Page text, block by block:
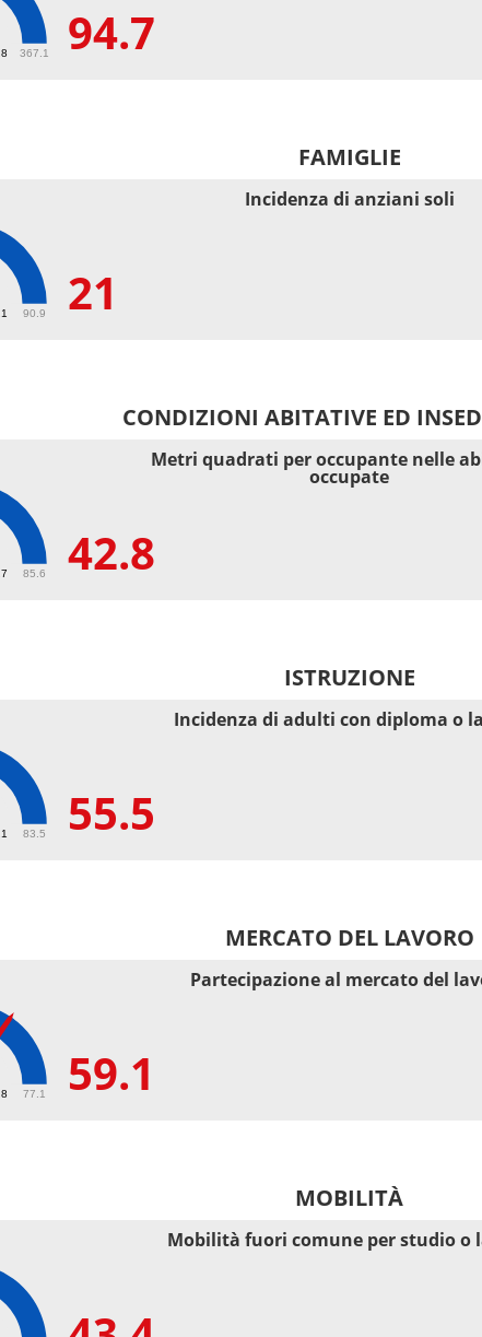
367.1 94.7
FAMIGLIE
90.9 21
Incidenza di anziani soli
CONDIZIONI ABITATIVE ED
85.6 42.8
Metri quadrati per occupante nelle
occupate
ISTRUZIONE
83.5 55.5
Incidenza di adulti con diploma o
MERCATO DEL LAVORO
77.1 59.1
Partecipazione al mercato del
MOBILITÀ
Mobilità fuori comune per studio o